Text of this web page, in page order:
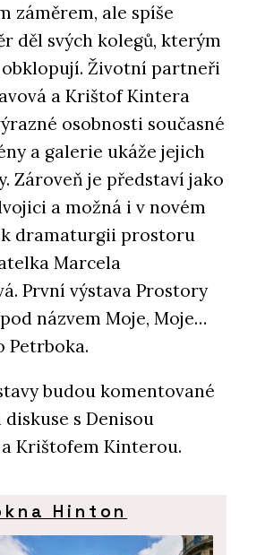
záměrem, ale spíše
děl svých kolegů, kterým
obklopují. Životní partneři
a Krištof Kintera
osobnosti současné
a galerie ukáže jejich
Zároveň je představí jako
a možná i v novém
k dramaturgii prostoru
Marcela
První výstava Prostory
názvem Moje, Moje…
Petrboka.
budou komentované
s Denisou
Krištofem Kinterou.
Hinton